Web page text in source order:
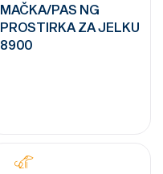
MAČKA/PAS NG
PROSTIRKA ZA JELKU
8900